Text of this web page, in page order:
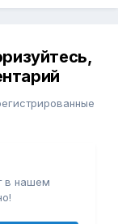
в нашем